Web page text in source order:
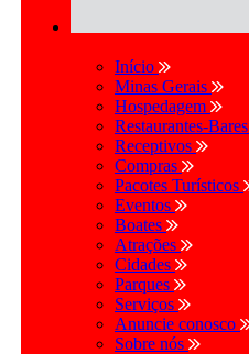
Início
Minas Gerais
Hospedagem
Restaurantes-Bares
Receptivos
Compras
Pacotes Turísticos
Eventos
Boates
Atrações
Cidades
Parques
Serviços
Anuncie conosco
Sobre nós